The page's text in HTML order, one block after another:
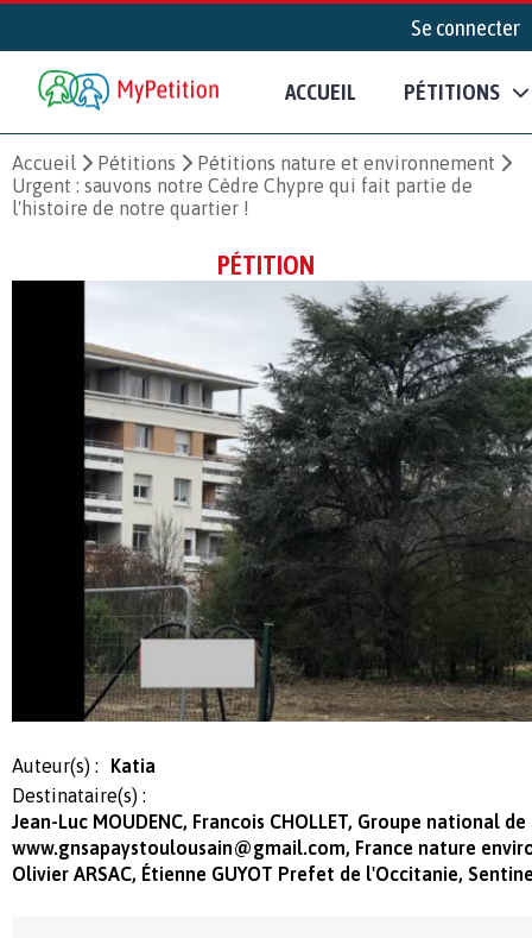
Se connecter
ACCUEIL PÉTITIONS
Accueil Pétitions
Pétitions nature et environnement
Urgent : sauvons notre Cèdre Chypre qui fait partie de
l'histoire de notre quartier !
PÉTITION
Auteur(s) :
Katia
Destinataire(s) :
Jean-Luc MOUDENC, Francois CHOLLET, Groupe national
www.gnsapaystoulousain@gmail.com, France nature
Olivier ARSAC, Étienne GUYOT Prefet de l'Occitanie,